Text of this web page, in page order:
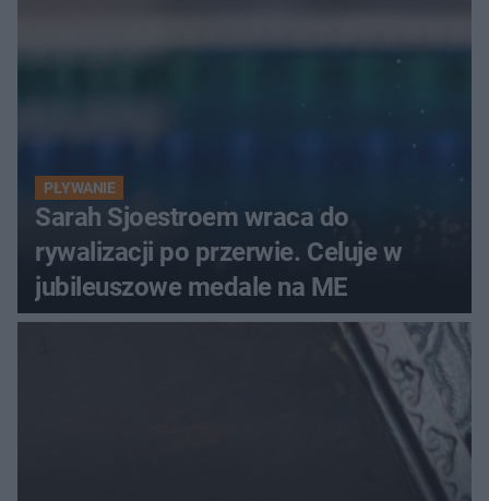
PŁYWANIE
Sarah Sjoestroem wraca do
rywalizacji po przerwie. Celuje w
jubileuszowe medale na ME